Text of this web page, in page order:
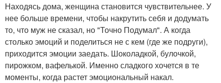
Находясь дома, женщина становится чувствительнее. У
нее больше времени, чтобы накрутить себя и додумать
то, что муж не сказал, но "Точно Подумал". А когда
столько эмоций и поделиться не с кем (где же подруги),
приходится эмоции заедать. Шоколадкой, булочкой,
пирожком, вафелькой. Именно сладкого хочется в те
моменты, когда растет эмоциональный накал.